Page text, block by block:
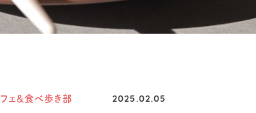
ェ＆食べ歩き部 2025.02.05